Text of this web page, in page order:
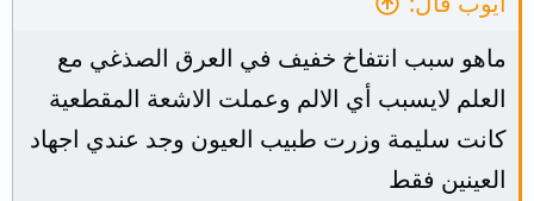
ماهو سبب انتفاخ خفيف في العرق الصذغي مع
العلم لايسبب أي الالم وعملت الاشعة المقطعية
كانت سليمة وزرت طبيب العيون وجد عندي اجهاد
العينين فقط